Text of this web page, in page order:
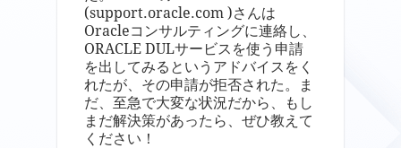
(support.oracle.com )さんは
Oracleコンサルティングに連絡し、
ORACLE DULサービスを使う申請
を出してみるというアドバイスをく
れたが、その申請が拒否された。ま
だ、至急で大変な状況だから、もし
まだ解決策があったら、ぜひ教えて
ください！